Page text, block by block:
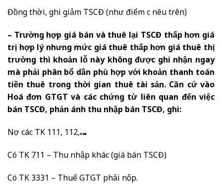
Đồng thời, ghi giảm TSCĐ (như điểm c nêu trên)
– Trường hợp giá bán và thuê lại TSCĐ thấp hơn giá
trị hợp lý nhưng mức giá thuê thấp hơn giá thuê thị
trường thì khoản lỗ này không được ghi nhận ngay
mà phải phân bổ dần phù hợp với khoản thanh toán
tiền thuê trong thời gian thuê tài sản. Căn cứ vào
Hoá đơn GTGT và các chứng từ liên quan đến việc
bán TSCĐ, phản ánh thu nhập bán TSCĐ, ghi:
Nợ các TK 111, 112,…
Có TK 711 – Thu nhập khác (giá bán TSCĐ)
Có TK 3331 – Thuế GTGT phải nộp.